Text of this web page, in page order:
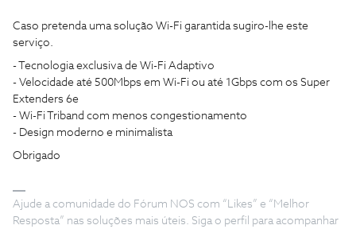
Caso pretenda uma solução Wi-Fi garantida sugiro-lhe este
serviço.
- Tecnologia exclusiva de Wi-Fi Adaptivo
- Velocidade até 500Mbps em Wi-Fi ou até 1Gbps com os Super
Extenders 6e
- Wi-Fi Triband com menos congestionamento
- Design moderno e minimalista
Obrigado
Ajude a comunidade do Fórum NOS com “Likes” e “Melhor
Resposta” nas soluções mais úteis. Siga o perfil para acompanhar